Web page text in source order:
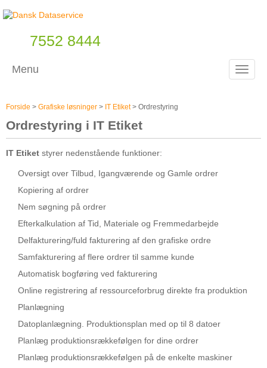
7552 8444
Menu
Forside > Grafiske løsninger > IT Etiket> Ordrestyring
Ordrestyring i IT Etiket
IT Etiket styrer nedenstående funktioner:
Oversigt over Tilbud, Igangværende og Gamle ordrer
Kopiering af ordrer
Nem søgning på ordrer
Efterkalkulation af Tid, Materiale og Fremmedarbejde
Delfakturering/fuld fakturering af den grafiske ordre
Samfakturering af flere ordrer til samme kunde
Automatisk bogføring ved fakturering
Online registrering af ressourceforbrug direkte fra produktion
Planlægning
Datoplanlægning. Produktionsplan med op til 8 datoer
Planlæg produktionsrækkefølgen for dine ordrer
Planlæg produktionsrækkefølgen på de enkelte maskiner